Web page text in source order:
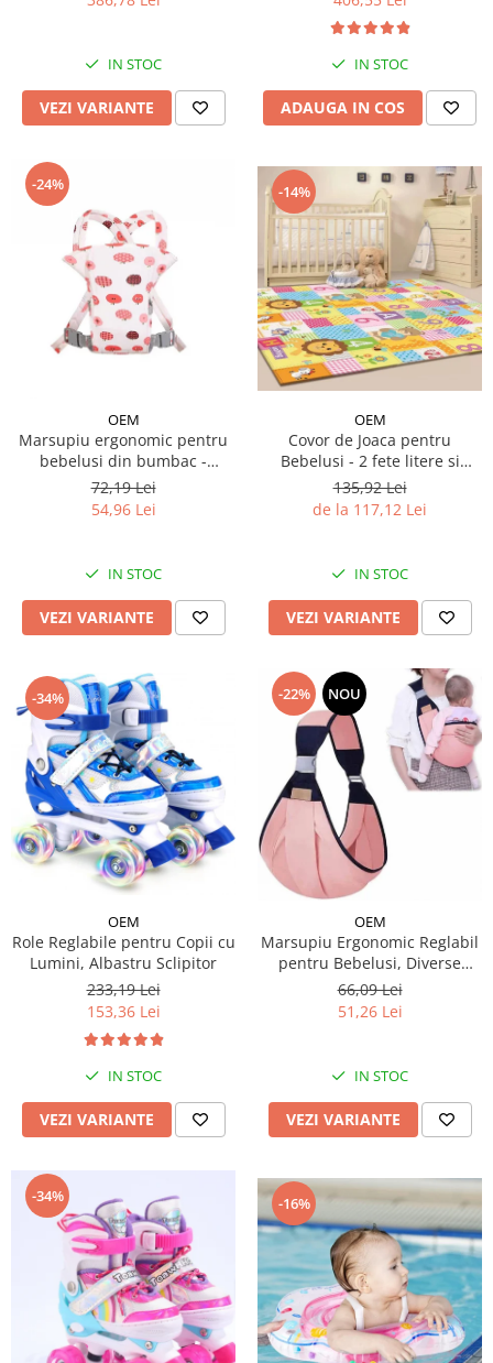
IN STOC
VEZI VARIANTE
IN STOC
ADAUGA IN COS
-24%
OEM
Marsupiu ergonomic pentru
bebelusi din bumbac -
modele diferite
72,19 Lei
54,96 Lei
IN STOC
VEZI VARIANTE
-14%
OEM
Covor de Joaca pentru
Bebelusi - 2 fete litere si
cifre/maimutici
135,92 Lei
de la 117,12 Lei
IN STOC
VEZI VARIANTE
-34%
OEM
Role Reglabile pentru Copii cu
Lumini, Albastru Sclipitor
233,19 Lei
153,36 Lei
IN STOC
VEZI VARIANTE
-22% NOU
OEM
Marsupiu Ergonomic Reglabil
pentru Bebelusi, Diverse
Culori
66,09 Lei
51,26 Lei
IN STOC
VEZI VARIANTE
-34% -16%